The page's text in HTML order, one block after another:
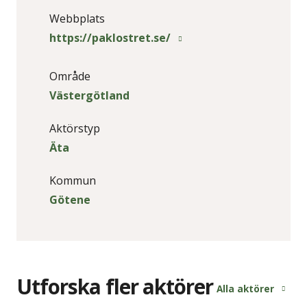
Webbplats
https://paklostret.se/
Område
Västergötland
Aktörstyp
Äta
Kommun
Götene
Utforska fler aktörer Alla aktörer